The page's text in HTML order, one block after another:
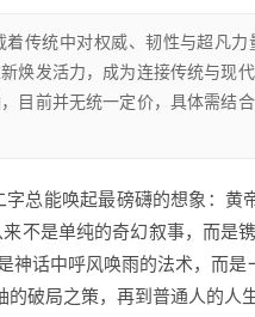
传统中对权威、韧性与超凡
焕发活力，成为连接传统与现
目前并无统一定价，具体需结
字总能唤起最磅礴的想象：
不是单纯的奇幻叙事，而是
话中呼风唤雨的法术，而
破局之策，再到普通人的人